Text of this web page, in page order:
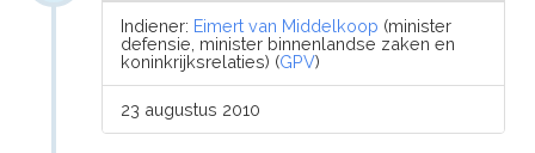
Indiener: Eimert van Middelkoop (minister
defensie, minister binnenlandse zaken en
koninkrijksrelaties) (GPV)
23 augustus 2010